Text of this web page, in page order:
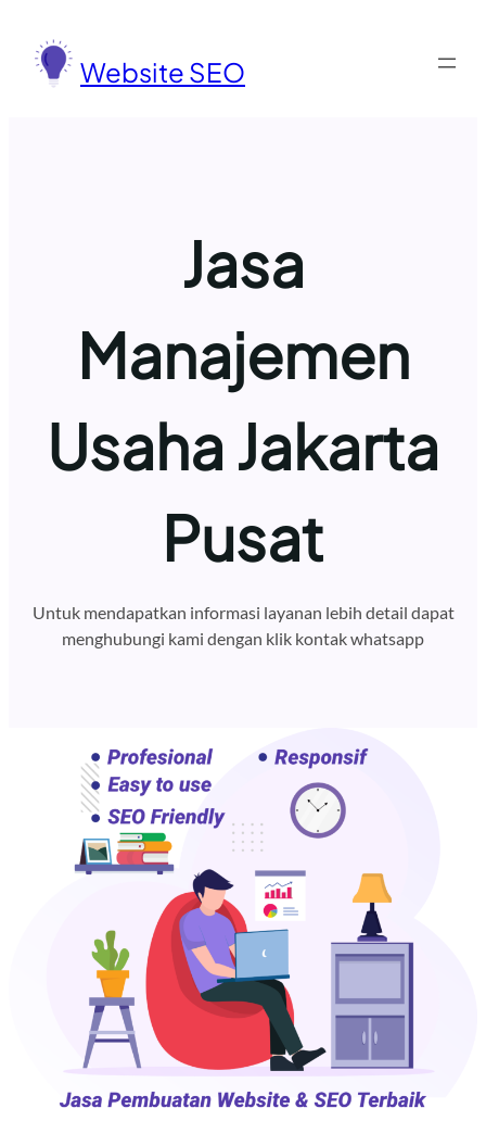
konten
Website SEO
Jasa
Manajemen
Usaha Jakarta
Pusat
Untuk mendapatkan informasi layanan lebih detail dapat
menghubungi kami dengan klik kontak whatsapp